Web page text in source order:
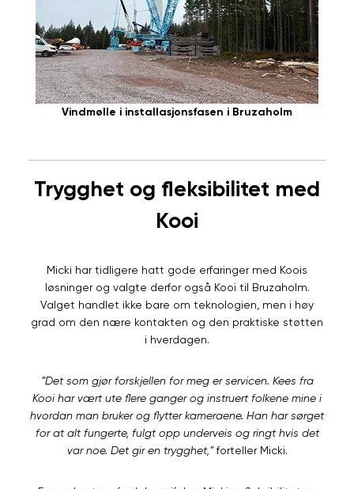
Vindmølle i installasjonsfasen i Bruzaholm
Trygghet og fleksibilitet med
Kooi
Micki har tidligere hatt gode erfaringer med Koois
løsninger og valgte derfor også Kooi til Bruzaholm.
Valget handlet ikke bare om teknologien, men i høy
grad om den nære kontakten og den praktiske støtten
i hverdagen.
”Det som gjør forskjellen for meg er servicen. Kees fra
Kooi har vært ute flere ganger og instruert folkene mine i
hvordan man bruker og flytter kameraene. Han har sørget
for at alt fungerte, fulgt opp underveis og ringt hvis det
var noe. Det gir en trygghet,”forteller Micki.